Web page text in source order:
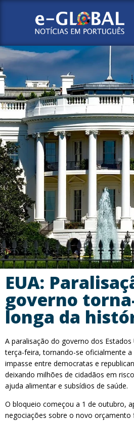
EUA:
governo
longa da
A paralisação do governo dos
terça-feira, tornando-se oficialmente a
impasse entre democratas e
deixando milhões de cidadãos em
ajuda alimentar e subsídios de saúde.
O bloqueio começou a 1 de outubro,
negociações sobre o novo orçamento